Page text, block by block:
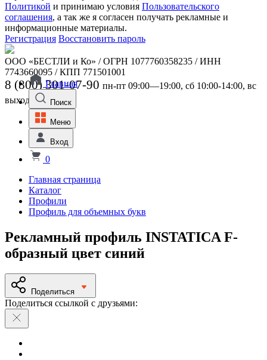
Политикой и принимаю условия Пользовательского
соглашения, а так же я согласен получать рекламные и
информационные материалы.
Регистрация Восстановить пароль
ООО «БЕСТЛИ и Ко» / ОГРН 1077760358235 / ИНН
7743660095 / КПП 771501001
8 (800) 301-07-90 пн-пт 09:00—19:00, сб 10:00-14:00, вс
выходной
Главная
Поиск
Меню
Вход
0
Главная страница
Каталог
Профили
Профиль для объемных букв
Рекламный профиль INSTATICA F-
образный цвет синий
Поделиться
Поделиться ссылкой с друзьями: